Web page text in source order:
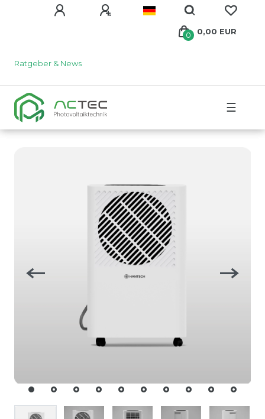
Ratgeber & News
0 0,00 EUR
☰